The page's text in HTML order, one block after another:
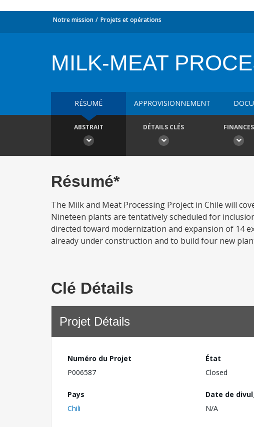
Notre mission Projets et opérations
MILK-MEAT
RÉSUMÉ APPROVISIONNEMENT
ABSTRAIT DÉTAILS CLÉS FINANCES
Résumé*
The Milk and Meat Processing Project in Chile will
Nineteen plants are tentatively scheduled for
directed toward modernization and expansion of 14
already under construction and to build four new
Clé Détails
Projet Détails
Numéro du Projet
P006587
État
Closed
Pays
Chili
Date de
N/A